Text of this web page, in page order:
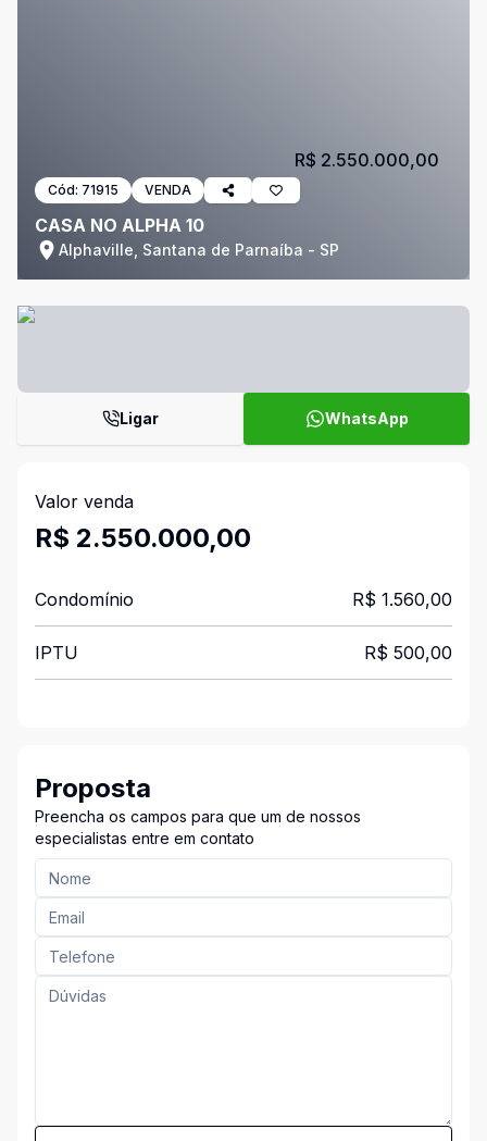
Cód: 71915 VENDA
CASA NO ALPHA 10
Alphaville, Santana de Parnaíba - SP
R$ 2.550.000,00
Ligar WhatsApp
Valor venda
R$ 2.550.000,00
Condomínio R$ 1.560,00
IPTU R$ 500,00
Proposta
Preencha os campos para que um de nossos
especialistas entre em contato